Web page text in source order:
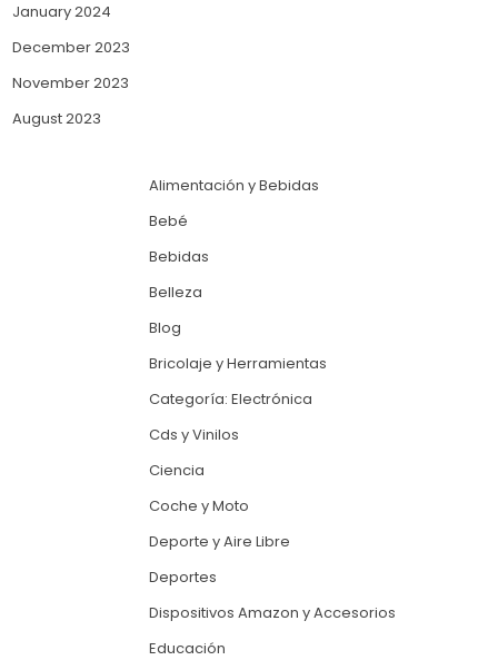
January 2024
December 2023
November 2023
August 2023
Alimentación y Bebidas
Bebé
Bebidas
Belleza
Blog
Bricolaje y Herramientas
Categoría: Electrónica
Cds y Vinilos
Ciencia
Coche y Moto
Deporte y Aire Libre
Deportes
Dispositivos Amazon y Accesorios
Educación